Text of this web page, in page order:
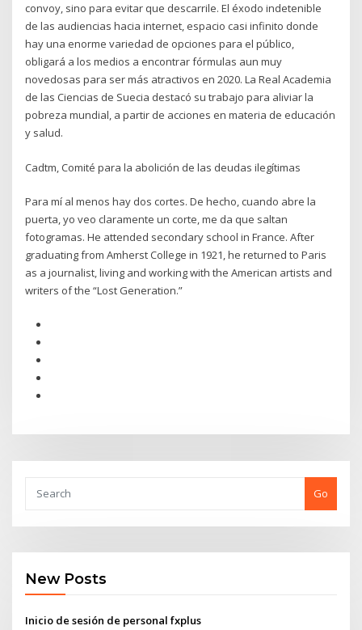
convoy, sino para evitar que descarrile. El éxodo indetenible
de las audiencias hacia internet, espacio casi infinito donde
hay una enorme variedad de opciones para el público,
obligará a los medios a encontrar fórmulas aun muy
novedosas para ser más atractivos en 2020. La Real Academia
de las Ciencias de Suecia destacó su trabajo para aliviar la
pobreza mundial, a partir de acciones en materia de educación
y salud.
Cadtm, Comité para la abolición de las deudas ilegítimas
Para mí al menos hay dos cortes. De hecho, cuando abre la
puerta, yo veo claramente un corte, me da que saltan
fotogramas. He attended secondary school in France. After
graduating from Amherst College in 1921, he returned to Paris
as a journalist, living and working with the American artists and
writers of the “Lost Generation.”
Go
New Posts
Inicio de sesión de personal fxplus